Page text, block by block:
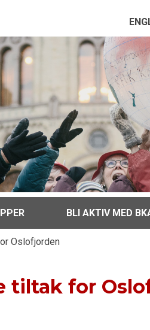
BLI AKTIV MED
Oslofjorden
tiltak for